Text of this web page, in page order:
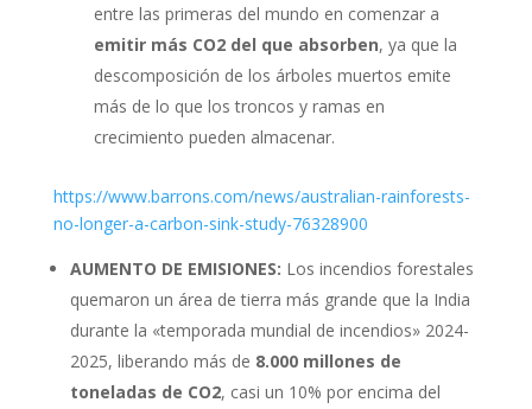
entre las primeras del mundo en comenzar a
emitir más CO2 del que absorben, ya que la
descomposición de los árboles muertos emite
más de lo que los troncos y ramas en
crecimiento pueden almacenar.
https://www.barrons.com/news/australian-rainforests-
no-longer-a-carbon-sink-study-76328900
AUMENTO DE EMISIONES: Los incendios forestales
quemaron un área de tierra más grande que la India
durante la «temporada mundial de incendios» 2024-
2025, liberando más de 8.000 millones de
toneladas de CO2, casi un 10% por encima del